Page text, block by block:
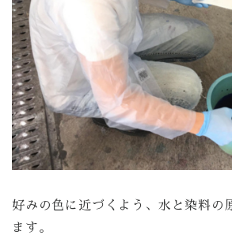
好みの色に近づくよう、水と染料の
ます。